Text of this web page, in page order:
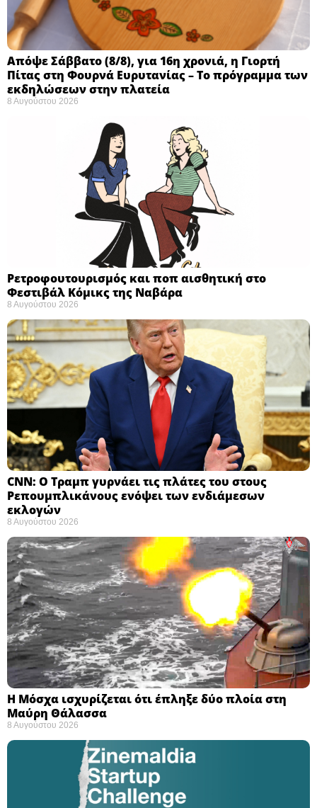
Απόψε Σάββατο (8/8), για 16η χρονιά, η Γιορτή
Πίτας στη Φουρνά Ευρυτανίας – Το πρόγραμμα των
εκδηλώσεων στην πλατεία
8 Αυγούστου 2026
Ρετροφουτουρισμός και ποπ αισθητική στο
Φεστιβάλ Κόμικς της Ναβάρα ​
8 Αυγούστου 2026
CNN: Ο Τραμπ γυρνάει τις πλάτες του στους
Ρεπουμπλικάνους ενόψει των ενδιάμεσων
εκλογών ​
8 Αυγούστου 2026
Η Μόσχα ισχυρίζεται ότι έπληξε δύο πλοία στη
Μαύρη Θάλασσα ​
8 Αυγούστου 2026